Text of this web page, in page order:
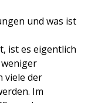
und was ist
ist es eigentlich
viele der
Im